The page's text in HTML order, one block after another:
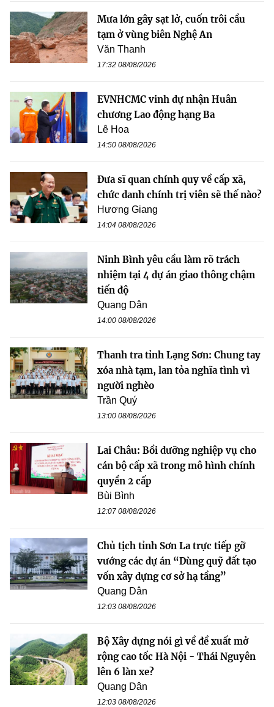
Mưa lớn gây sạt lở, cuốn trôi cầu
tạm ở vùng biên Nghệ An
Văn Thanh
17:32 08/08/2026
EVNHCMC vinh dự nhận Huân
chương Lao động hạng Ba
Lê Hoa
14:50 08/08/2026
Đưa sĩ quan chính quy về cấp xã,
chức danh chính trị viên sẽ thế nào?
Hương Giang
14:04 08/08/2026
Ninh Bình yêu cầu làm rõ trách
nhiệm tại 4 dự án giao thông chậm
tiến độ
Quang Dân
14:00 08/08/2026
Thanh tra tỉnh Lạng Sơn: Chung tay
xóa nhà tạm, lan tỏa nghĩa tình vì
người nghèo
Trần Quý
13:00 08/08/2026
Lai Châu: Bồi dưỡng nghiệp vụ cho
cán bộ cấp xã trong mô hình chính
quyền 2 cấp
Bùi Bình
12:07 08/08/2026
Chủ tịch tỉnh Sơn La trực tiếp gỡ
vướng các dự án “Dùng quỹ đất tạo
vốn xây dựng cơ sở hạ tầng”
Quang Dân
12:03 08/08/2026
Bộ Xây dựng nói gì về đề xuất mở
rộng cao tốc Hà Nội - Thái Nguyên
lên 6 làn xe?
Quang Dân
12:03 08/08/2026